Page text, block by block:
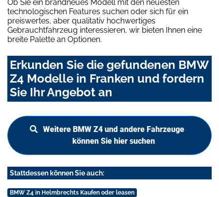
Ob Sie ein brandneues Modell mit den neuesten
technologischen Features suchen oder sich für ein
preiswertes, aber qualitativ hochwertiges
Gebrauchtfahrzeug interessieren, wir bieten Ihnen eine
breite Palette an Optionen.
Erkunden Sie die gefundenen BMW
Z4 Modelle in Franken und fordern
Sie Ihr Angebot an
Weitere BMW Z4 und andere Fahrzeuge
können Sie hier suchen
Stattdessen können Sie auch:
BMW Z4 in Helmbrechts Kaufen oder leasen